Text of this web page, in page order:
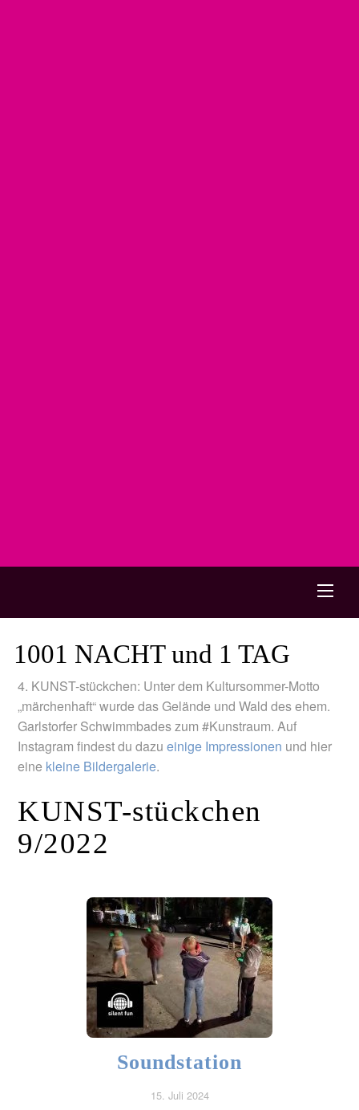
1001 NACHT und 1 TAG
4. KUNST-stückchen: Unter dem Kultursommer-Motto
„märchenhaft“ wurde das Gelände und Wald des ehem.
Garlstorfer Schwimmbades zum #Kunstraum. Auf
Instagram findest du dazueinige Impressionen und hier
eine kleine Bildergalerie.
9/2022
Soundstation
15. Juli 2024